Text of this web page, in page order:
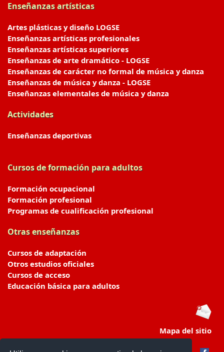
Enseñanzas artísticas
Artes plásticas y diseño LOGSE
Enseñanzas artísticas profesionales
Enseñanzas artísticas superiores
Enseñanzas de arte dramático - LOGSE
Enseñanzas de carácter no formal de música y danza
Enseñanzas de música y danza - LOGSE
Enseñanzas elementales de música y danza
Actividades
Enseñanzas deportivas
Cursos de formación para adultos
Formación ocupacional
Formación profesional
Programas de cualificación profesional
Otras enseñanzas
Cursos de adaptación
Otros estudios oficiales
Cursos de acceso
Educación básica para adultos
Mapa del sitio